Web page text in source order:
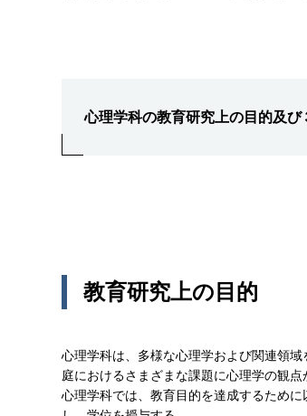
心理学科の教育研究上の目的及び
教育研究上の目的
心理学科は、多様な心理学および関連領
庭におけるさまざまな課題に心理学の観点
心理学科では、教育目的を達成するため